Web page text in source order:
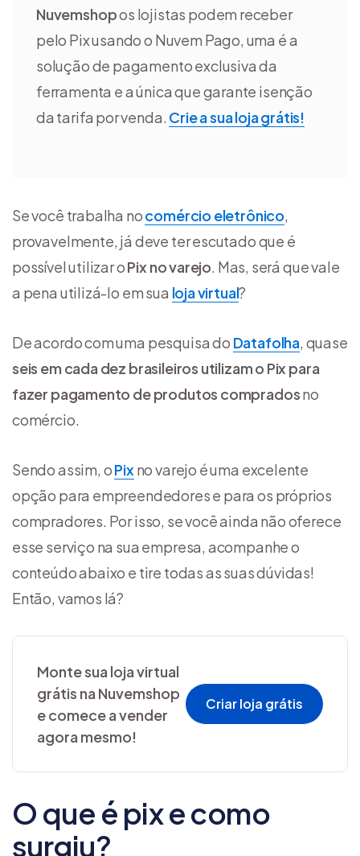
Nuvemshopos lojistas podem receber
pelo Pix usando o Nuvem Pago, uma é a
solução de pagamento exclusiva da
ferramenta e a única que garante isenção
da tarifa por venda. Crie a sua loja grátis!
Se você trabalha nocomércio eletrônico,
provavelmente, já deve ter escutado que é
possível utilizar oPix no varejo. Mas, será que vale
a pena utilizá-lo em sua loja virtual?
De acordo com uma pesquisa do Datafolha, quase
seis em cada dez brasileiros utilizam o Pix para
fazer pagamento de produtos compradosno
comércio.
Sendo assim, oPixno varejo é uma excelente
opção para empreendedores e para os próprios
compradores. Por isso, se você ainda não oferece
esse serviço na sua empresa, acompanhe o
conteúdo abaixo e tire todas as suas dúvidas!
Então, vamos lá?
Monte sua loja virtual
grátis na Nuvemshop
e comece a vender
agora mesmo!
Criar loja grátis
O que é pix e como
surgiu?